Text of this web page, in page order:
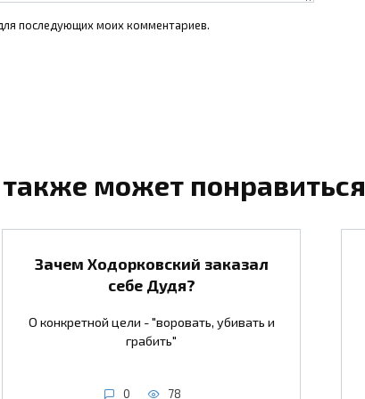
последующих моих комментариев.
может понравиться
Зачем Ходорковский заказал
себе Дудя?
О конкретной цели - "воровать, убивать и
грабить"
0 78